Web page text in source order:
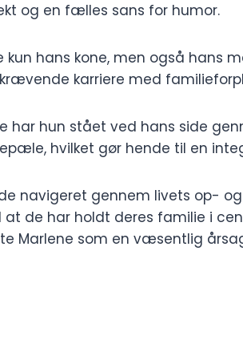
og en fælles sans for humor.
kun hans kone, men også hans
karriere med
har hun stået ved hans side
hvilket gør hende til en
navigeret gennem livets op-
de har holdt deres familie i
Marlene som en væsentlig